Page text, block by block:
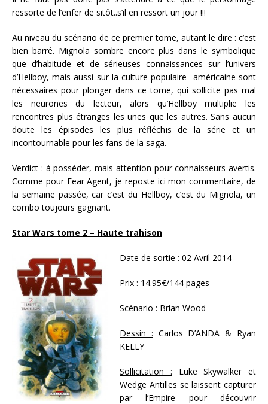
ressorte de l’enfer de sitôt..s’il en ressort un jour !!!
Au niveau du scénario de ce premier tome, autant le dire : c’est
bien barré. Mignola sombre encore plus dans le symbolique
que d’habitude et de sérieuses connaissances sur l’univers
d’Hellboy, mais aussi sur la culture populaire américaine sont
nécessaires pour plonger dans ce tome, qui sollicite pas mal
les neurones du lecteur, alors qu’Hellboy multiplie les
rencontres plus étranges les unes que les autres. Sans aucun
doute les épisodes les plus réfléchis de la série et un
incontournable pour les fans de la saga.
Verdict : à posséder, mais attention pour connaisseurs avertis.
Comme pour Fear Agent, je reposte ici mon commentaire, de
la semaine passée, car c’est du Hellboy, c’est du Mignola, un
combo toujours gagnant.
Star Wars tome 2 – Haute trahison
Date de sortie : 02 Avril 2014
Prix : 14.95€/144 pages
Scénario : Brian Wood
Dessin : Carlos D’ANDA & Ryan
KELLY
Sollicitation :
Luke Skywalker et
Wedge Antilles se laissent capturer
par l’Empire pour découvrir